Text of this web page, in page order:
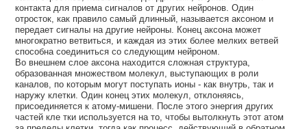
контакта для приема сигналов от других нейронов. Один
отросток, как правило самый длинный, называется аксоном и
передает сигналы на другие нейроны. Конец аксона может
многократно ветвиться, и каждая из этих более мелких ветвей
способна соединиться со следующим нейроном.
Во внешнем слое аксона находится сложная структура,
образованная множеством молекул, выступающих в роли
каналов, по которым могут поступать ионы - как внутрь, так и
наружу клетки. Один конец этих молекул, отклоняясь,
присоединяется к атому-мишени. После этого энергия других
частей кле тки используется на то, чтобы вытолкнуть этот атом